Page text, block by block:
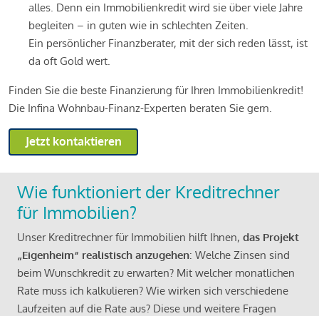
alles. Denn ein Immobilienkredit wird sie über viele Jahre
begleiten – in guten wie in schlechten Zeiten.
Ein persönlicher Finanzberater, mit der sich reden lässt, ist
da oft Gold wert.
Finden Sie die beste Finanzierung für Ihren Immobilienkredit!
Die Infina Wohnbau-Finanz-Experten beraten Sie gern.
Jetzt kontaktieren
Wie funktioniert der Kreditrechner
für Immobilien?
Unser Kreditrechner für Immobilien hilft Ihnen, das Projekt
„Eigenheim“ realistisch anzugehen: Welche Zinsen sind
beim Wunschkredit zu erwarten? Mit welcher monatlichen
Rate muss ich kalkulieren? Wie wirken sich verschiedene
Laufzeiten auf die Rate aus? Diese und weitere Fragen